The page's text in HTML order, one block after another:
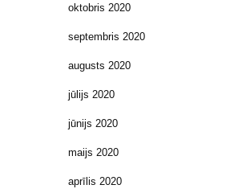
oktobris 2020
septembris 2020
augusts 2020
jūlijs 2020
jūnijs 2020
maijs 2020
aprīlis 2020